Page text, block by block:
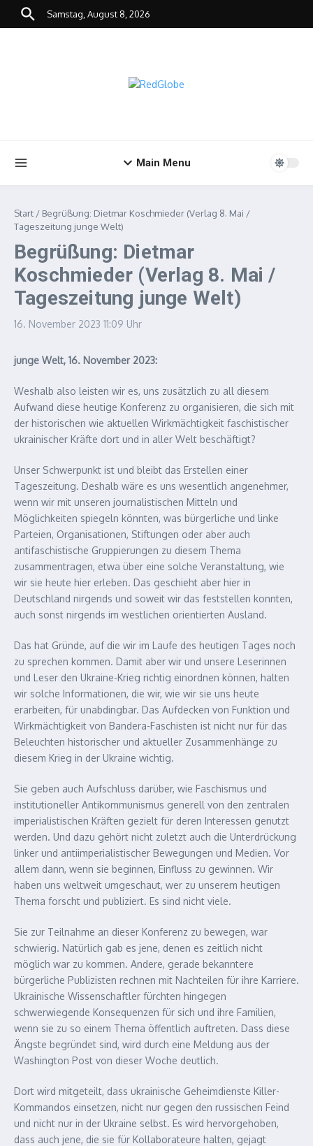
Zum Inhalt springen
Samstag, August 8, 2026
Main Menu
Start / Begrüßung: Dietmar Koschmieder (Verlag 8. Mai /
Tageszeitung junge Welt)
Begrüßung: Dietmar
Koschmieder (Verlag 8. Mai /
Tageszeitung junge Welt)
16. November 2023 11:09 Uhr
junge Welt, 16. November 2023:
Weshalb also leisten wir es, uns zusätzlich zu all diesem
Aufwand diese heutige Konferenz zu organisieren, die sich mit
der historischen wie aktuellen Wirkmächtigkeit faschistischer
ukrainischer Kräfte dort und in aller Welt beschäftigt?
Unser Schwerpunkt ist und bleibt das Erstellen einer
Tageszeitung. Deshalb wäre es uns wesentlich angenehmer,
wenn wir mit unseren journalistischen Mitteln und
Möglichkeiten spiegeln könnten, was bürgerliche und linke
Parteien, Organisationen, Stiftungen oder aber auch
antifaschistische Gruppierungen zu diesem Thema
zusammentragen, etwa über eine solche Veranstaltung, wie
wir sie heute hier erleben. Das geschieht aber hier in
Deutschland nirgends und soweit wir das feststellen konnten,
auch sonst nirgends im westlichen orientierten Ausland.
Das hat Gründe, auf die wir im Laufe des heutigen Tages noch
zu sprechen kommen. Damit aber wir und unsere Leserinnen
und Leser den Ukraine-Krieg richtig einordnen können, halten
wir solche Informationen, die wir, wie wir sie uns heute
erarbeiten, für unabdingbar. Das Aufdecken von Funktion und
Wirkmächtigkeit von Bandera-Faschisten ist nicht nur für das
Beleuchten historischer und aktueller Zusammenhänge zu
diesem Krieg in der Ukraine wichtig.
Sie geben auch Aufschluss darüber, wie Faschismus und
institutioneller Antikommunismus generell von den zentralen
imperialistischen Kräften gezielt für deren Interessen genutzt
werden. Und dazu gehört nicht zuletzt auch die Unterdrückung
linker und antiimperialistischer Bewegungen und Medien. Vor
allem dann, wenn sie beginnen, Einfluss zu gewinnen. Wir
haben uns weltweit umgeschaut, wer zu unserem heutigen
Thema forscht und publiziert. Es sind nicht viele.
Sie zur Teilnahme an dieser Konferenz zu bewegen, war
schwierig. Natürlich gab es jene, denen es zeitlich nicht
möglich war zu kommen. Andere, gerade bekanntere
bürgerliche Publizisten rechnen mit Nachteilen für ihre Karriere.
Ukrainische Wissenschaftler fürchten hingegen
schwerwiegende Konsequenzen für sich und ihre Familien,
wenn sie zu so einem Thema öffentlich auftreten. Dass diese
Ängste begründet sind, wird durch eine Meldung aus der
Washington Post von dieser Woche deutlich.
Dort wird mitgeteilt, dass ukrainische Geheimdienste Killer-
Kommandos einsetzen, nicht nur gegen den russischen Feind
und nicht nur in der Ukraine selbst. Es wird hervorgehoben,
dass auch jene, die sie für Kollaborateure halten, gejagt